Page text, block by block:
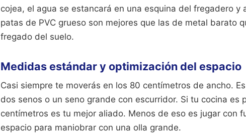
cojea, el agua se estancará en una esquina del fregadero y
patas de PVC grueso son mejores que las de metal barato
fregado del suelo.
Medidas estándar y optimización del espacio
Casi siempre te moverás en los 80 centímetros de ancho.
dos senos o un seno grande con escurridor. Si tu cocina es
centímetros es tu mejor aliado. Menos de eso es jugar con
espacio para maniobrar con una olla grande.